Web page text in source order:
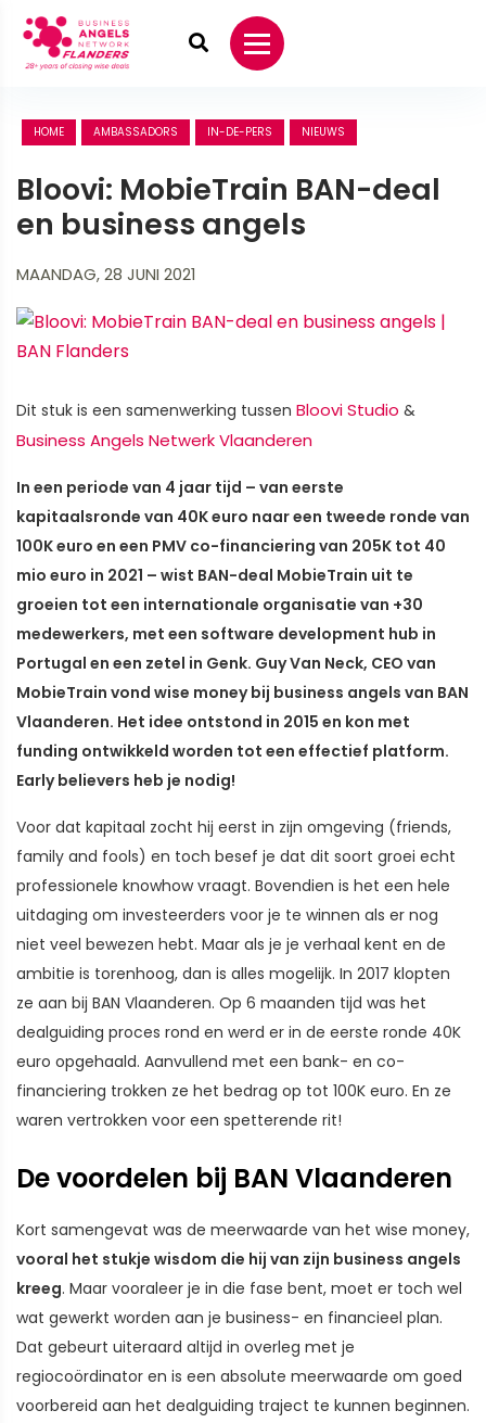
HOME AMBASSADORS IN-DE-PERS NIEUWS
Bloovi: MobieTrain BAN-deal
en business angels
MAANDAG, 28 JUNI 2021
Dit stuk is een samenwerking tussen Bloovi Studio &
Business Angels Netwerk Vlaanderen
In een periode van 4 jaar tijd – van eerste
kapitaalsronde van 40K euro naar een tweede ronde van
100K euro en een PMV co-financiering van 205K tot 40
mio euro in 2021 – wist BAN-deal MobieTrain uit te
groeien tot een internationale organisatie van +30
medewerkers, met een software development hub in
Portugal en een zetel in Genk. Guy Van Neck, CEO van
MobieTrain vond wise money bij business angels van BAN
Vlaanderen. Het idee ontstond in 2015 en kon met
funding ontwikkeld worden tot een effectief platform.
Early believers heb je nodig!
Voor dat kapitaal zocht hij eerst in zijn omgeving (friends,
family and fools) en toch besef je dat dit soort groei echt
professionele knowhow vraagt. Bovendien is het een hele
uitdaging om investeerders voor je te winnen als er nog
niet veel bewezen hebt. Maar als je je verhaal kent en de
ambitie is torenhoog, dan is alles mogelijk. In 2017 klopten
ze aan bij BAN Vlaanderen. Op 6 maanden tijd was het
dealguiding proces rond en werd er in de eerste ronde 40K
euro opgehaald. Aanvullend met een bank- en co-
financiering trokken ze het bedrag op tot 100K euro. En ze
waren vertrokken voor een spetterende rit!
De voordelen bij BAN Vlaanderen
Kort samengevat was de meerwaarde van het wise money,
vooral het stukje wisdom die hij van zijn business angels
kreeg. Maar vooraleer je in die fase bent, moet er toch wel
wat gewerkt worden aan je business- en financieel plan.
Dat gebeurt uiteraard altijd in overleg met je
regiocoördinator en is een absolute meerwaarde om goed
voorbereid aan het dealguiding traject te kunnen beginnen.